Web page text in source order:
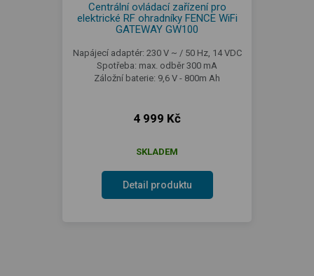
Centrální ovládací zařízení pro
elektrické RF ohradníky FENCE WiFi
GATEWAY GW100
Napájecí adaptér: 230 V ~ / 50 Hz, 14 VDC
Spotřeba: max. odběr 300 mA
Záložní baterie: 9,6 V - 800m Ah
4 999 Kč
SKLADEM
Detail produktu